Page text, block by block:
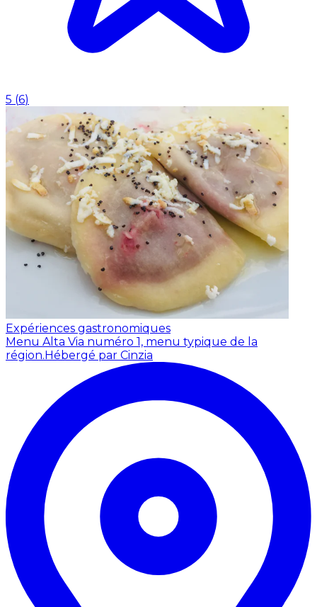
5 (6)
Expériences gastronomiques
Menu Alta Via numéro 1, menu typique de la
région.Hébergé par Cinzia